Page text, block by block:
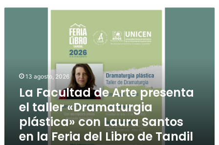
13 agosto, 2026
La Facultad de Arte presenta
el taller «Dramaturgia
plástica» con Laura Santos
en la Feria del Libro de Tandil